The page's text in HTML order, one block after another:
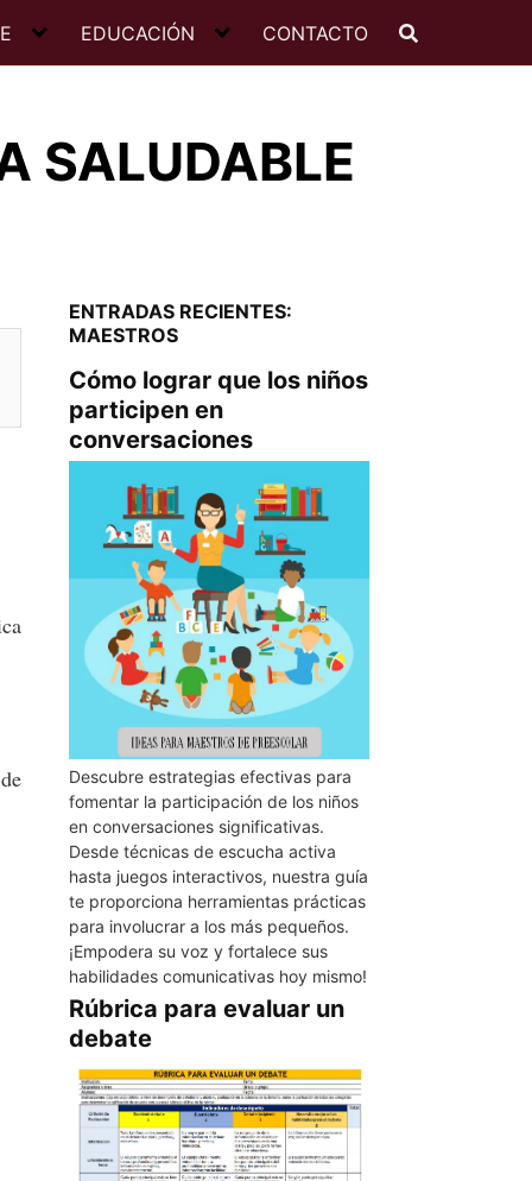
EDUCACIÓN CONTACTO
SALUDABLE
ENTRADAS RECIENTES:
MAESTROS
Cómo lograr que los niños
participen en
conversaciones
Descubre estrategias efectivas para
fomentar la participación de los niños
en conversaciones significativas.
Desde técnicas de escucha activa
hasta juegos interactivos, nuestra guía
te proporciona herramientas prácticas
para involucrar a los más pequeños.
¡Empodera su voz y fortalece sus
habilidades comunicativas hoy mismo!
Rúbrica para evaluar un
debate